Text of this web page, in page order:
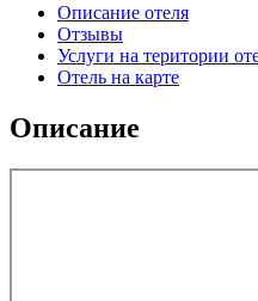
Описание отеля
Отзывы
Услуги на територии
Отель на карте
Описание